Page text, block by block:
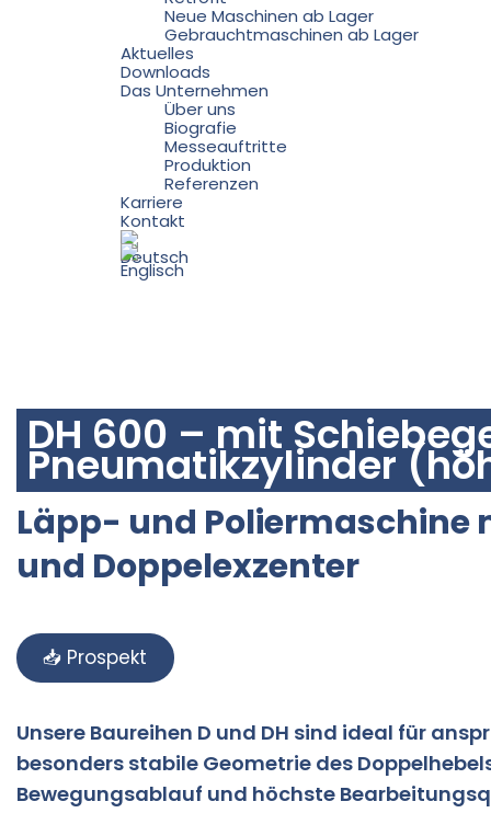
Neue Maschinen ab Lager
Gebrauchtmaschinen ab Lager
Aktuelles
Downloads
Das Unternehmen
Über uns
Biografie
Messeauftritte
Produktion
Referenzen
Karriere
Kontakt
DH 600 – mit
Pneumatikzylinder
Läpp- und Poliermaschine
und Doppelexzenter
📥 Prospekt
Unsere Baureihen D und DH sind ideal für
besonders stabile Geometrie des
Bewegungsablauf und höchste